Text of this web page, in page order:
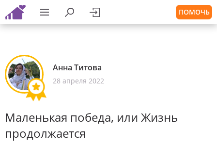
ПОМОЧЬ
Анна Титова
28 апреля 2022
Маленькая победа, или Жизнь
продолжается